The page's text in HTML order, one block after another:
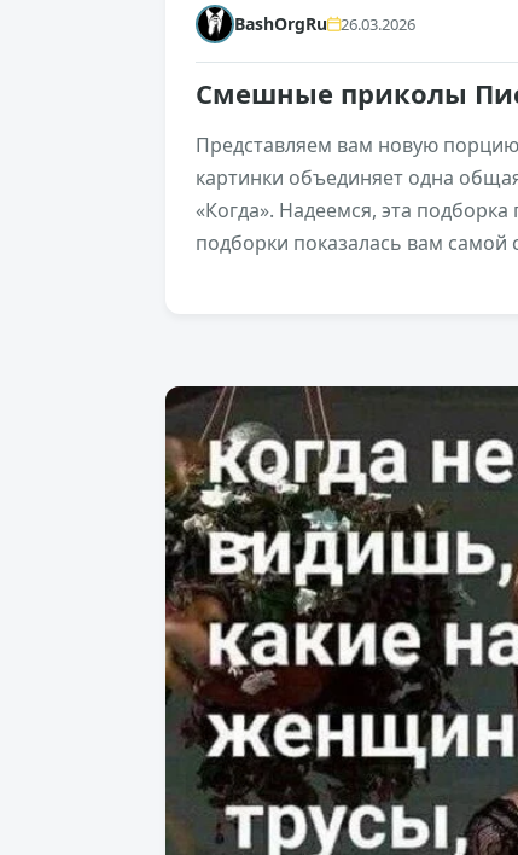
BashOrgRu 26.03.2026
Смешные приколы
Представляем вам новую
картинки объединяет одна
«Когда». Надеемся, эта
подборки показалась вам самой